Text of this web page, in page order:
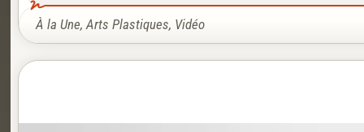
À la Une, Arts Plastiques, Vidéo